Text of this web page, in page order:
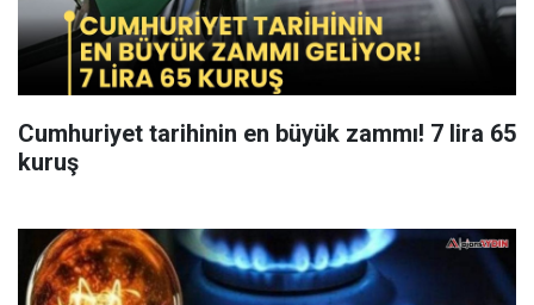
Cumhuriyet tarihinin en büyük zammı! 7 lira 65
kuruş